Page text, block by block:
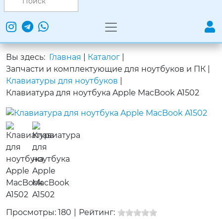
Вы здесь: Главная Каталог
Запчасти и комплектующие для ноутбуков и ПК
Клавиатуры для ноутбуков
Клавиатура для ноутбука Apple MacBook A1502
Просмотры: 180
Рейтинг: